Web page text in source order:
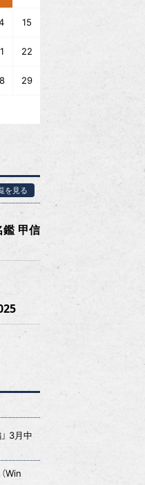
15
22
29
を見る
鑑 甲信
3月中
Win